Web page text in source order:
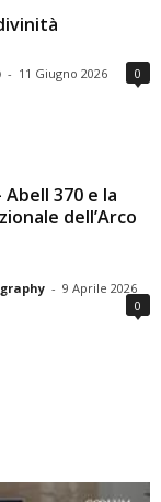
- 11 Giugno 2026 0
Abell 370 e la
dell’Arco
- 9 Aprile 2026
0